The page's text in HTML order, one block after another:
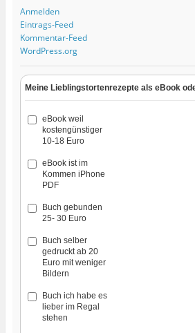
Anmelden
Eintrags-Feed
Kommentar-Feed
WordPress.org
Meine Lieblingstortenrezepte als eBook
eBook weil
kostengünstiger
10-18 Euro
eBook ist im
Kommen iPhone
PDF
Buch gebunden
25- 30 Euro
Buch selber
gedruckt ab 20
Euro mit weniger
Bildern
Buch ich habe es
lieber im Regal
stehen